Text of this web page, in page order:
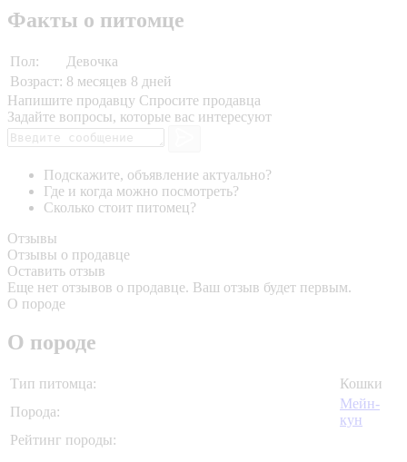
Факты о питомце
Пол:
Девочка
Возраст: 8 месяцев 8 дней
Напишите продавцу Спросите продавца
Задайте вопросы, которые вас интересуют
Подскажите, объявление актуально?
Где и когда можно посмотреть?
Сколько стоит питомец?
Отзывы
Отзывы о продавце
Оставить отзыв
Еще нет отзывов о продавце. Ваш отзыв будет первым.
О породе
О породе
Тип питомца:
Кошки
Порода:
Мейн-
кун
Рейтинг породы: